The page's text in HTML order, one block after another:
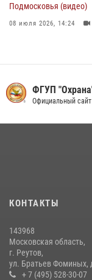
Подмосковья (видео)
08 июля 2026, 14:24
В Подмосковье
объекта в
13 июля 2026, 14:14
ФГУП
Официальный сайт
КОНТАКТЫ
143968
Московская область,
г. Реутов,
ул. Братьев Фоминых,
+ 7 (495) 528-30-07